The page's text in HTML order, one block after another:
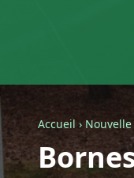
Accueil ›